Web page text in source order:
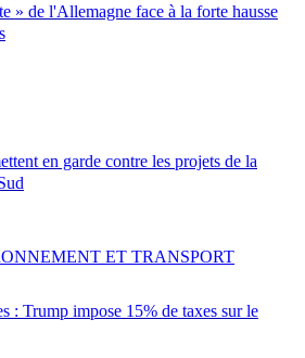
» de l'Allemagne face à la forte hausse
en garde contre les projets de la
: Trump impose 15% de taxes sur le
ET TRANSPORT